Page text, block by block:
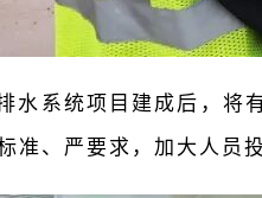
水系统项目建成后，将
准、严要求，加大人员